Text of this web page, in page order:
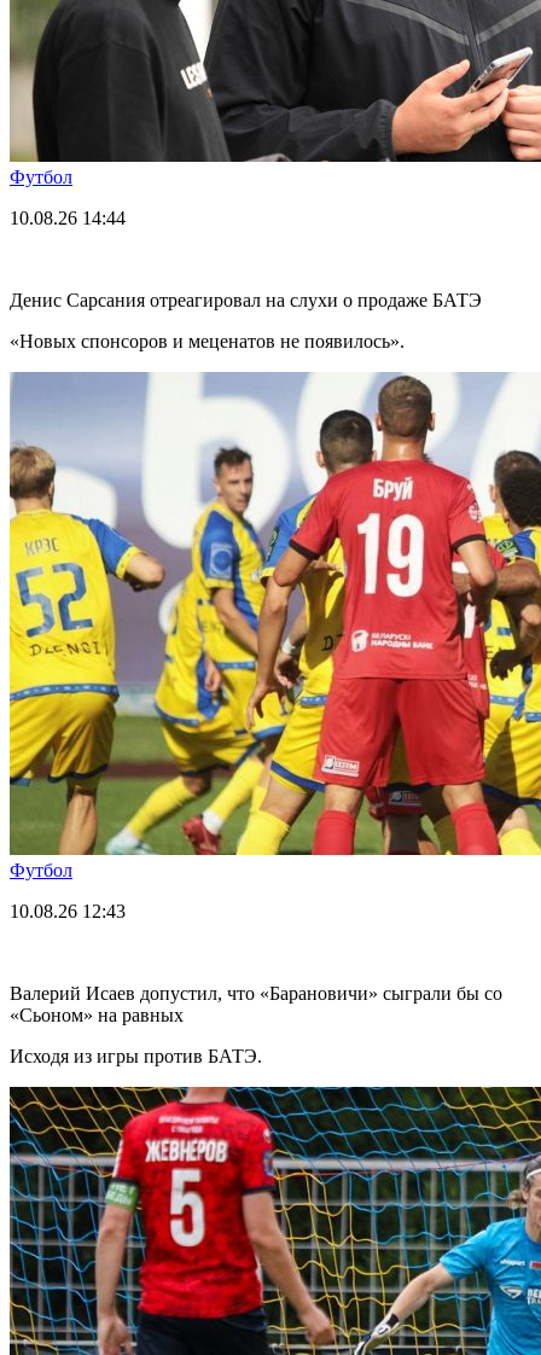
Футбол
10.08.26 14:44
Денис Сарсания отреагировал на слухи о продаже БАТЭ
«Новых спонсоров и меценатов не появилось».
Футбол
10.08.26 12:43
Валерий Исаев допустил, что «Барановичи» сыграли бы со
«Сьоном» на равных
Исходя из игры против БАТЭ.